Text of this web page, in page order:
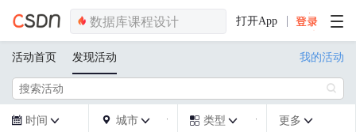
打开App
活动首页 发现活动 我的活动

 时间   城市   类型  更多 